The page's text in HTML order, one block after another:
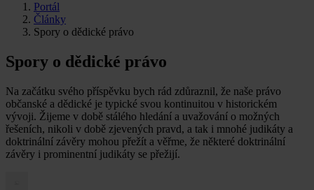
Portál
Články
Spory o dědické právo
Spory o dědické právo
Na začátku svého příspěvku bych rád zdůraznil, že naše právo
občanské a dědické je typické svou kontinuitou v historickém
vývoji. Žijeme v době stálého hledání a uvažování o možných
řešeních, nikoli v době zjevených pravd, a tak i mnohé judikáty a
doktrinální závěry mohou přežít a věřme, že některé doktrinální
závěry i prominentní judikáty se přežijí.